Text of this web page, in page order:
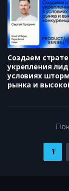
Создаем
укрепления
условиях
рынка и
1